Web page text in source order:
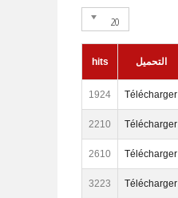
20
التحميل hits
Télécharger
1924
Télécharger
2210
Télécharger
2610
Télécharger
3223